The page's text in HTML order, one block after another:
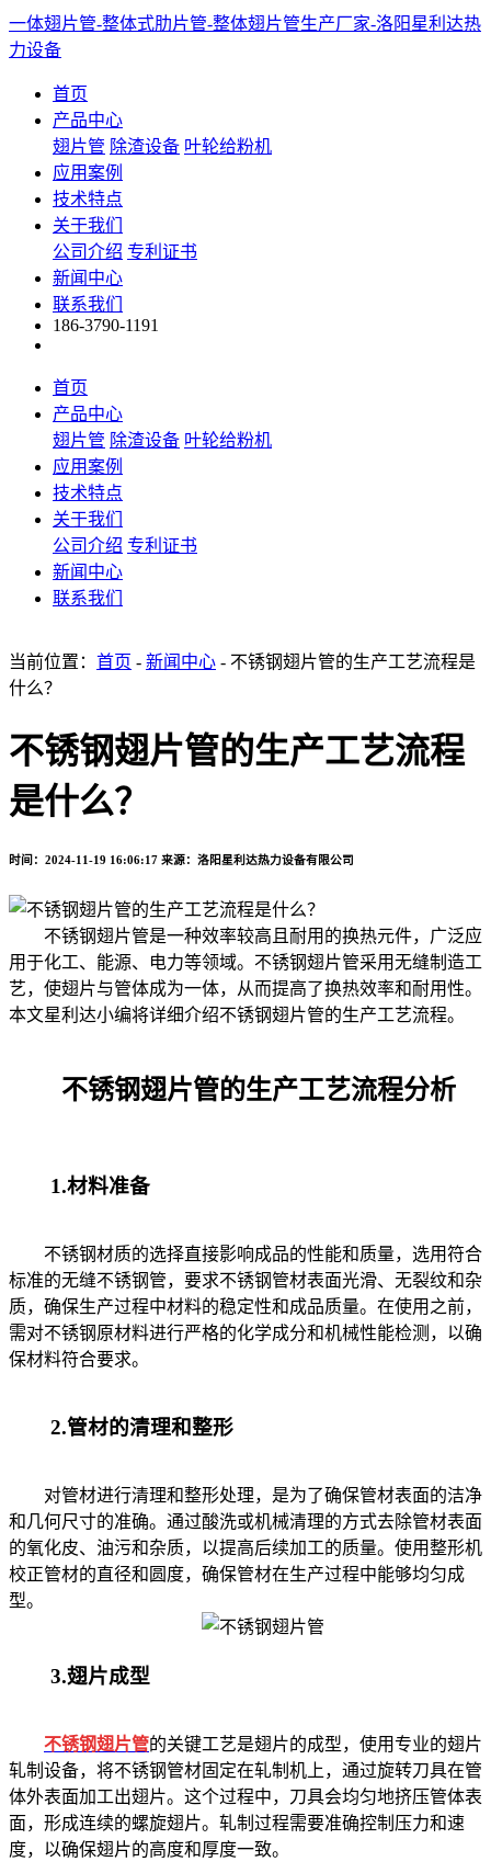
一体翅片管-整体式肋片管-整体翅片管生产厂家-洛阳星利达热
力设备
首页
产品中心
翅片管 除渣设备 叶轮给粉机
应用案例
技术特点
关于我们
公司介绍 专利证书
新闻中心
联系我们
186-3790-1191
首页
产品中心
翅片管 除渣设备 叶轮给粉机
应用案例
技术特点
关于我们
公司介绍 专利证书
新闻中心
联系我们
当前位置： 首页 - 新闻中心 - 不锈钢翅片管的生产工艺流程是
什么？
不锈钢翅片管的生产工艺流程
是什么？
时间：2024-11-19 16:06:17 来源：洛阳星利达热力设备有限公司
不锈钢翅片管是一种效率较高且耐用的换热元件，广泛应
用于化工、能源、电力等领域。不锈钢翅片管采用无缝制造工
艺，使翅片与管体成为一体，从而提高了换热效率和耐用性。
本文星利达小编将详细介绍不锈钢翅片管的生产工艺流程。
不锈钢翅片管的生产工艺流程分析
1.材料准备
不锈钢材质的选择直接影响成品的性能和质量，选用符合
标准的无缝不锈钢管，要求不锈钢管材表面光滑、无裂纹和杂
质，确保生产过程中材料的稳定性和成品质量。在使用之前，
需对不锈钢原材料进行严格的化学成分和机械性能检测，以确
保材料符合要求。
2.管材的清理和整形
对管材进行清理和整形处理，是为了确保管材表面的洁净
和几何尺寸的准确。通过酸洗或机械清理的方式去除管材表面
的氧化皮、油污和杂质，以提高后续加工的质量。使用整形机
校正管材的直径和圆度，确保管材在生产过程中能够均匀成
型。
3.翅片成型
不锈钢翅片管的关键工艺是翅片的成型，使用专业的翅片
轧制设备，将不锈钢管材固定在轧制机上，通过旋转刀具在管
体外表面加工出翅片。这个过程中，刀具会均匀地挤压管体表
面，形成连续的螺旋翅片。轧制过程需要准确控制压力和速
度，以确保翅片的高度和厚度一致。